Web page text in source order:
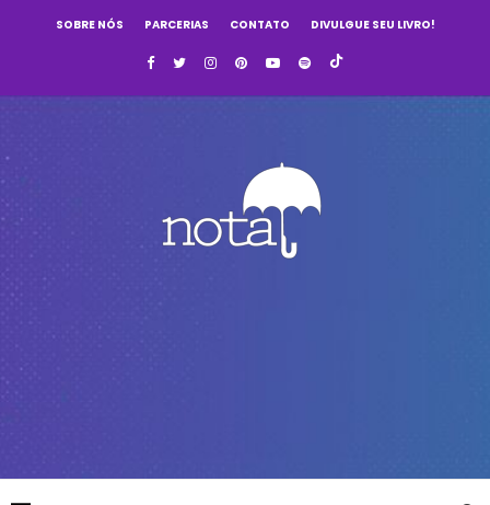
SOBRE NÓS PARCERIAS CONTATO DIVULGUE SEU LIVRO!